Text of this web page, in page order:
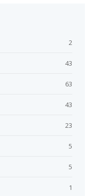
2
43
63
43
23
5
5
1